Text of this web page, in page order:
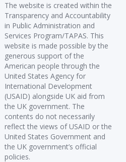
The website is created within the
Transparency and Accountability
in Public Administration and
Services Program/TAPAS. This
website is made possible by the
generous support of the
American people through the
United States Agency for
International Development
(USAID) alongside UK aid from
the UK government. The
contents do not necessarily
reflect the views of USAID or the
United States Government and
the UK government’s official
policies.